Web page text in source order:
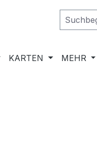
KARTEN MEHR